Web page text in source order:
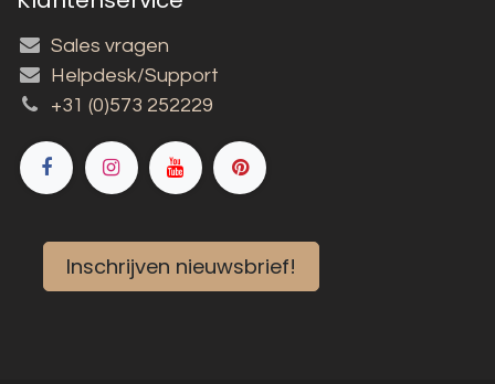
Sales vragen
Helpdesk/Support
+31 (0)573 252229
Inschrijven nieuwsbrief!